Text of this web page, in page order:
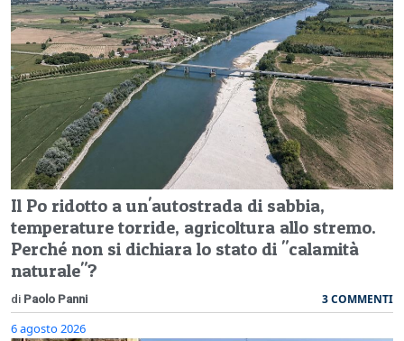
Il Po ridotto a un'autostrada di sabbia,
temperature torride, agricoltura allo stremo.
Perché non si dichiara lo stato di "calamità
naturale"?
di Paolo Panni 3 COMMENTI
6 agosto 2026